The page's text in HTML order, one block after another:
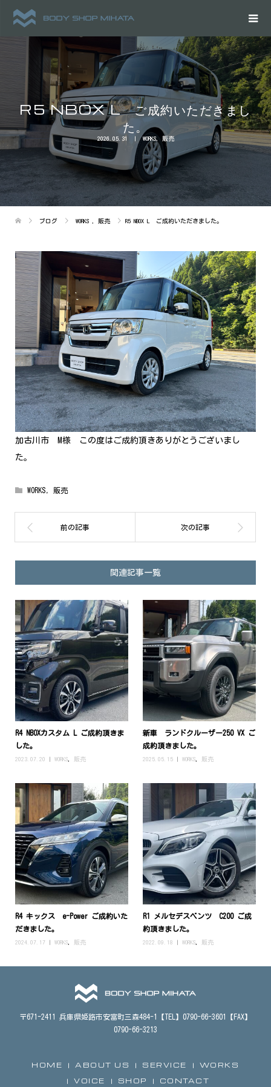
R5 NBOX L ご成約いただきまし
た。
2026.05.31 WORKS, 販売
ブログ WORKS 販売 R5 NBOX L ご成約いただきました。
加古川市 M様 この度はご成約頂きありがとうございまし
た。
WORKS 販売
関連記事一覧
R4 NBOXカスタム L ご成約頂きま
した。
2023.07.20 WORKS, 販売
新車 ランドクルーザー250 VX ご
成約頂きました。
2025.05.15 WORKS 販売
R4 キックス e-Power ご成約いた
だきました。
2024.07.17 WORKS, 販売
R1 メルセデスベンツ C200 ご成
約頂きました。
2022.09.18 WORKS 販売
〒671-2411 兵庫県姫路市安富町三森484-1【TEL】0790-66-3601【FAX】
0790-66-3213
HOME ABOUT US SERVICE WORKS
VOICE SHOP CONTACT